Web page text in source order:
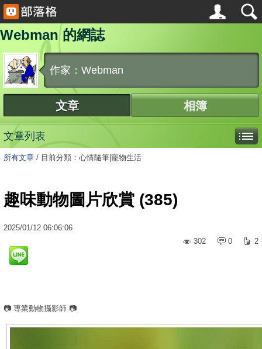
Webman 的網誌
作家：Webman
文章 相簿
文章列表
所有文章 / 目前分類：心情隨筆|寵物生活
趣味動物圖片欣賞 (385)
2025/01/12 06:06:06
302
0 2
📷 專業動物攝影師 📷